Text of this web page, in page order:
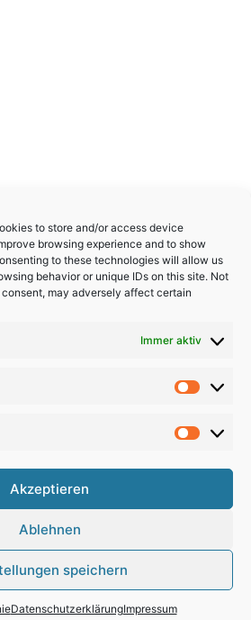
to store and/or access device
browsing experience and to show
to these technologies will allow us
behavior or unique IDs on this site. Not
may adversely affect certain
Immer aktiv
Akzeptieren
Ablehnen
speichern
DatenschutzerklärungImpressum
2024, All Rights Reserved
,Datenschutzerklärung,Archiv
X PinterestInstagram
Google